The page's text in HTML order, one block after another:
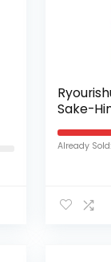
Sake-
Already Sold: